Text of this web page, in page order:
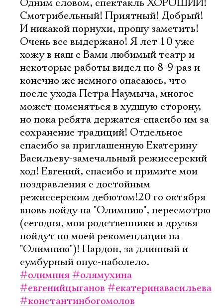
Одним словом, спектакль ХОРОШИЙ!
Смотрибельный! Приятный! Добрый!
И никакой порнухи, прошу заметить!
Очень все выдержано! Я лет 10 уже
хожу в наш с Вами любимый театр и
некоторые работы видел по 8-9 раз и
конечно же немного опасаюсь, что
после ухода Петра Наумыча, многое
может поменяться в худшую сторону,
но пока ребята держатся-спасибо им за
сохранение традиций! Отдельное
спасибо за приглашенную Екатерину
Васильеву-замечальный режиссерский
ход! Евгений, спасибо и примите мои
поздравления с достойным
режиссерским дебютом!20 го октября
вновь пойду на "Олимпию", пересмотрю
(сегодня, мои родственники и друзья
пойдут по моей рекомендации на
"Олимпию")! Пардон, за длинный и
сумбурный опус-наболело.
#олимпия#олямухина
#евгенийцыганов #екатеринавасильева
#константинбогомолов